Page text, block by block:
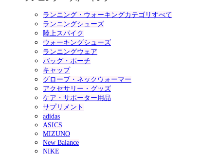
ランニング・ウォーキングカテゴリすべて
ランニングシューズ
陸上スパイク
ウォーキングシューズ
ランニングウェア
バッグ・ポーチ
キャップ
グローブ・ネックウォーマー
アクセサリー・グッズ
ケア・サポーター用品
サプリメント
adidas
ASICS
MIZUNO
New Balance
NIKE